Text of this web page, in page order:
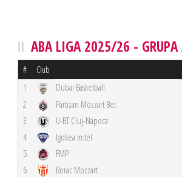
ABA LIGA 2025/26 - GRUPA
# Club
1 Dubai Basketball
2
Partizan Mozzart Bet
3
U-BT Cluj-Napoca
4
Igokea m:tel
5
FMP
6
Borac Mozzart